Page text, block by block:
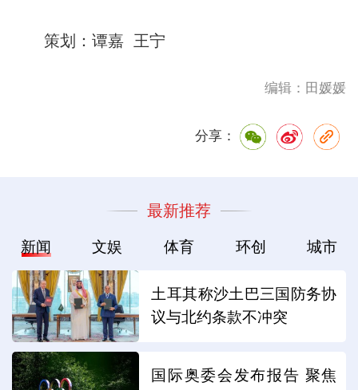
策划：谭嘉 王宁
编辑：田媛媛
分享：
最新推荐
新闻 文娱 体育 环创 城市
土耳其称沙土巴三国防务协
议与北约条款不冲突
国际奥委会发布报告 聚焦